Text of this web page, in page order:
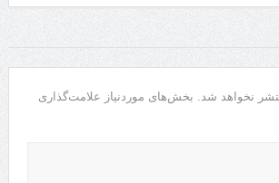
نخواهد شد. بخش‌های موردنیاز علامت‌گذاری